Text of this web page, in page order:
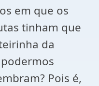
em que os
tinham que
da
Pois é,